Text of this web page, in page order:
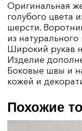
Оригинальная
голубого цвета
шерсти.
из
Широкий рукав
Изделие
Боковые швы и
кожей и
Похожие